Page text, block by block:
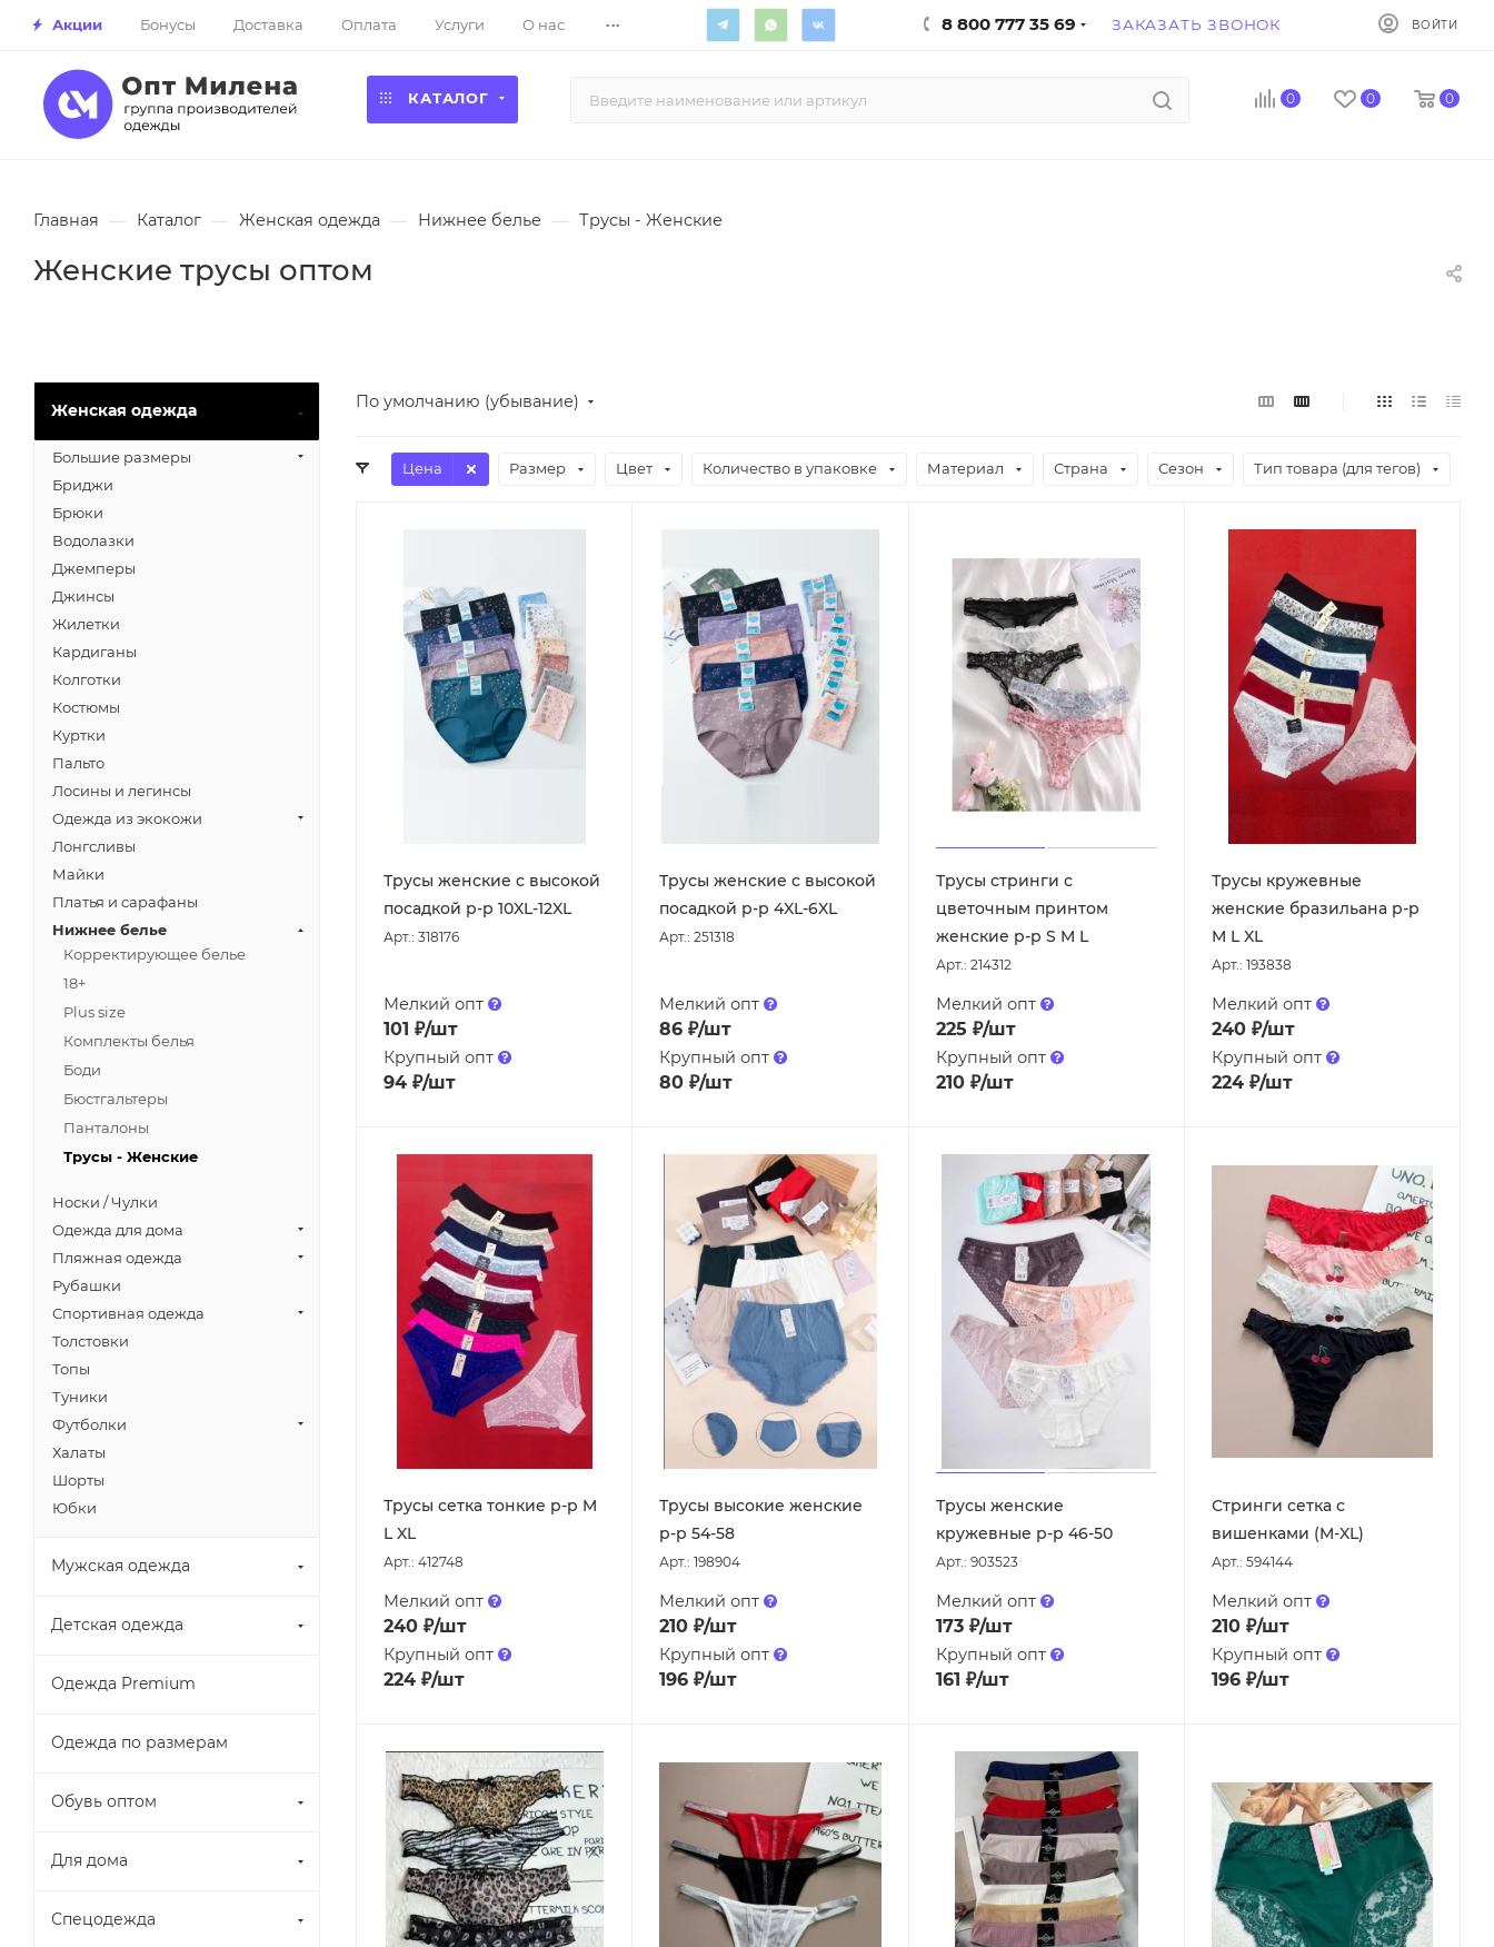
Акции Бонусы Доставка Оплата Услуги О нас ... 8 800 777 35 69 ЗАКАЗАТЬ ЗВОНОК ВОЙТИ
КАТАЛОГ 0 0 0
Главная — Каталог — Женская одежда — Нижнее белье — Трусы - Женские
Женские трусы оптом
По умолчанию (убывание)
Цена Размер Цвет Количество в упаковке Материал Страна Сезон Тип товара (для тегов)
Трусы женские с высокой
посадкой р-р 10XL-12XL
Арт.: 318176
Мелкий опт
101 ₽/шт
Крупный опт
94 ₽/шт
Трусы женские с высокой
посадкой р-р 4XL-6XL
Арт.: 251318
Мелкий опт
86 ₽/шт
Крупный опт
80 ₽/шт
Трусы стринги с
цветочным принтом
женские р-р S M L
Арт.: 214312
Мелкий опт
225 ₽/шт
Крупный опт
210₽/шт
Трусы кружевные
женские бразильана р-р
M L XL
Арт.: 193838
Мелкий опт
240₽/шт
Крупный опт
224₽/шт
Трусы сетка тонкие р-р M
L XL
Арт.: 412748
Мелкий опт
240 ₽/шт
Крупный опт
224 ₽/шт
Трусы высокие женские
р-р 54-58
Арт.: 198904
Мелкий опт
210 ₽/шт
Крупный опт
196 ₽/шт
Трусы женские
кружевные р-р 46-50
Арт.: 903523
Мелкий опт
173₽/шт
Крупный опт
161 ₽/шт
Стринги сетка с
вишенками (M-XL)
Арт.: 594144
Мелкий опт
210₽/шт
Крупный опт
196₽/шт
Женская одежда
Большие размеры
Бриджи
Брюки
Водолазки
Джемперы
Джинсы
Жилетки
Кардиганы
Колготки
Костюмы
Куртки
Пальто
Лосины и легинсы
Одежда из экокожи
Лонгсливы
Майки
Платья и сарафаны
Нижнее белье
Корректирующее белье
18+
Plus size
Комплекты белья
Боди
Бюстгальтеры
Панталоны
Трусы - Женские
Носки / Чулки
Одежда для дома
Пляжная одежда
Рубашки
Спортивная одежда
Толстовки
Топы
Туники
Футболки
Халаты
Шорты
Юбки
Мужская одежда
Детская одежда
Одежда Premium
Одежда по размерам
Обувь оптом
Для дома
Спецодежда